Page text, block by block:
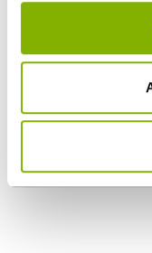
Dr. Mirko